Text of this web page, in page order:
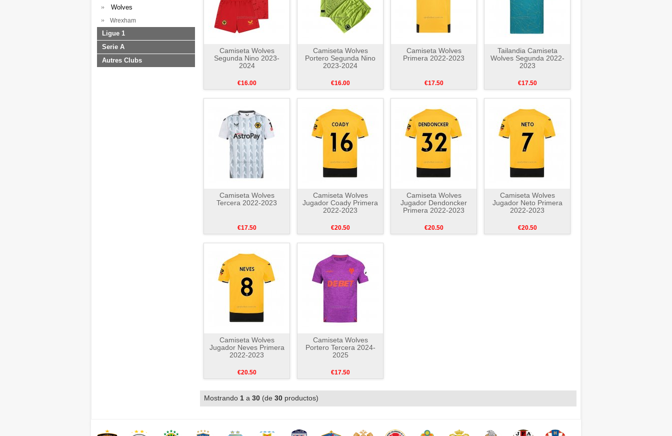
Wolves
Wrexham
Ligue 1
Serie A
Autres Clubs
Camiseta Wolves
Segunda Nino 2023-
2024
€16.00
Camiseta Wolves
Portero Segunda Nino
2023-2024
€16.00
Camiseta Wolves
Primera 2022-2023
€17.50
Tailandia Camiseta
Wolves Segunda 2022-
2023
€17.50
Camiseta Wolves
Tercera 2022-2023
€17.50
Camiseta Wolves
Jugador Coady Primera
2022-2023
€20.50
Camiseta Wolves
Jugador Dendoncker
Primera 2022-2023
€20.50
Camiseta Wolves
Jugador Neto Primera
2022-2023
€20.50
Camiseta Wolves
Jugador Neves Primera
2022-2023
€20.50
Camiseta Wolves
Portero Tercera 2024-
2025
€17.50
Mostrando 1 a 30 (de 30 productos)